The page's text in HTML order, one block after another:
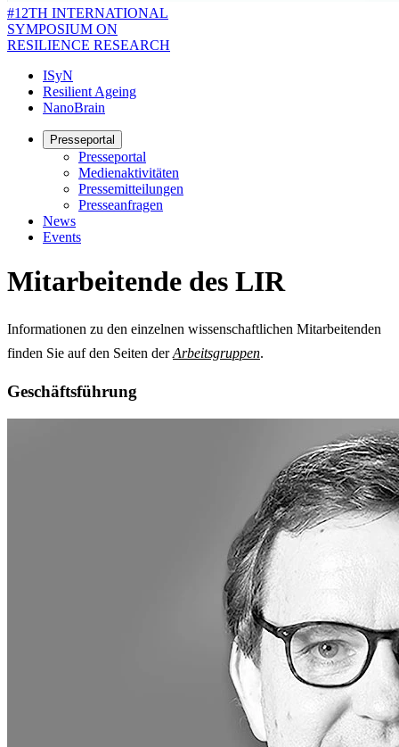
#12TH INTERNATIONAL
SYMPOSIUM ON
RESILIENCE RESEARCH
ISyN
Resilient Ageing
NanoBrain
Presseportal
Presseportal
Medienaktivitäten
Pressemitteilungen
Presseanfragen
News
Events
Mitarbeitende des LIR
Informationen zu den einzelnen wissenschaftlichen Mitarbeitenden
finden Sie auf den Seiten derArbeitsgruppen.
Geschäftsführung